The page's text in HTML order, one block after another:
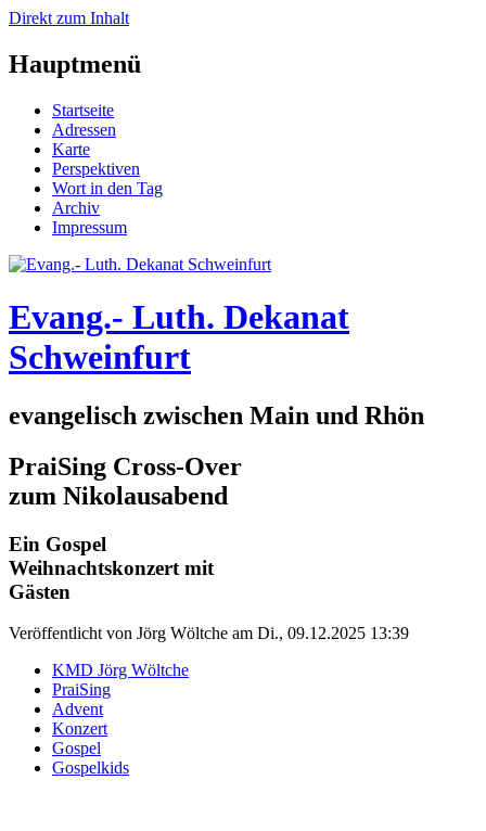
Direkt zum Inhalt
Hauptmenü
Startseite
Adressen
Karte
Perspektiven
Wort in den Tag
Archiv
Impressum
Evang.- Luth. Dekanat
Schweinfurt
evangelisch zwischen Main und Rhön
PraiSing Cross-Over
zum Nikolausabend
Ein Gospel
Weihnachtskonzert mit
Gästen
Veröffentlicht von Jörg Wöltche am Di., 09.12.2025 13:39
KMD Jörg Wöltche
PraiSing
Advent
Konzert
Gospel
Gospelkids